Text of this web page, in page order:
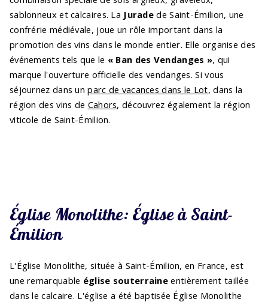
sablonneux et calcaires. La Jurade de Saint-Émilion, une
confrérie médiévale, joue un rôle important dans la
promotion des vins dans le monde entier. Elle organise des
événements tels que le « Ban des Vendanges », qui
marque l'ouverture officielle des vendanges. Si vous
séjournez dans unparc de vacances dans le Lot, dans la
région des vins de Cahors, découvrez également la région
viticole de Saint-Émilion.
Église Monolithe: Église à Saint-
Émilion
L'Église Monolithe, située à Saint-Émilion, en France, est
une remarquable église souterraine entièrement taillée
dans le calcaire. L'église a été baptisée Église Monolithe